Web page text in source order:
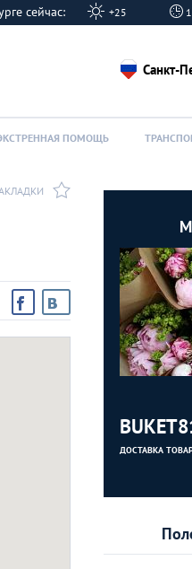
сейчас: +25
Санкт-
ПОМОЩЬ
ДОСТАВКА